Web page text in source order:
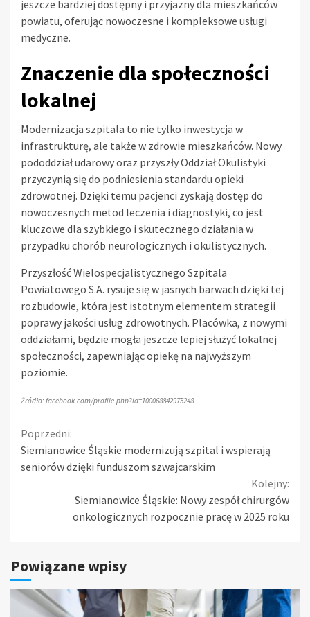
jeszcze bardziej dostępny i przyjazny dla mieszkańców
powiatu, oferując nowoczesne i kompleksowe usługi
medyczne.
Znaczenie dla społeczności
lokalnej
Modernizacja szpitala to nie tylko inwestycja w
infrastrukturę, ale także w zdrowie mieszkańców. Nowy
pododdział udarowy oraz przyszły Oddział Okulistyki
przyczynią się do podniesienia standardu opieki
zdrowotnej. Dzięki temu pacjenci zyskają dostęp do
nowoczesnych metod leczenia i diagnostyki, co jest
kluczowe dla szybkiego i skutecznego działania w
przypadku chorób neurologicznych i okulistycznych.
Przyszłość Wielospecjalistycznego Szpitala
Powiatowego S.A. rysuje się w jasnych barwach dzięki tej
rozbudowie, która jest istotnym elementem strategii
poprawy jakości usług zdrowotnych. Placówka, z nowymi
oddziałami, będzie mogła jeszcze lepiej służyć lokalnej
społeczności, zapewniając opiekę na najwyższym
poziomie.
Źródło: facebook.com/profile.php?id=100068842975248
Continue
Reading
Poprzedni:
Siemianowice Śląskie modernizują szpital i wspierają
seniorów dzięki funduszom szwajcarskim
Kolejny:
Siemianowice Śląskie: Nowy zespół chirurgów
onkologicznych rozpocznie pracę w 2025 roku
Powiązane wpisy